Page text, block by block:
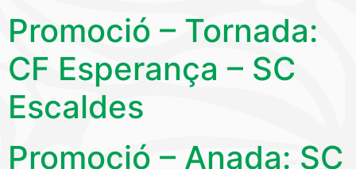
Promoció – Tornada:
CF Esperança – SC
Escaldes
Promoció – Anada: SC